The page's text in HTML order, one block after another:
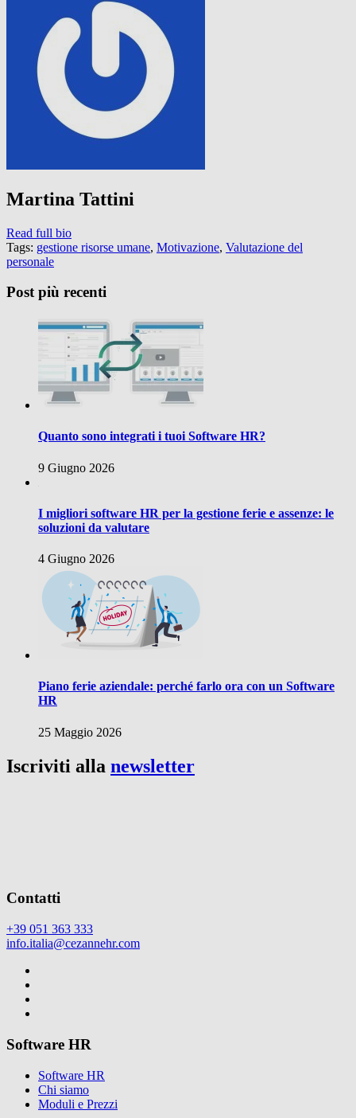
Martina Tattini
Read full bio
Tags: gestione risorse umane, Motivazione, Valutazione del
personale
Post più recenti
Quanto sono integrati i tuoi Software HR?
9 Giugno 2026
I migliori software HR per la gestione ferie e assenze: le
soluzioni da valutare
4 Giugno 2026
Piano ferie aziendale: perché farlo ora con un Software
HR
25 Maggio 2026
Iscriviti alla newsletter
Contatti
+39 051 363 333
info.italia@cezannehr.com
Software HR
Software HR
Chi siamo
Moduli e Prezzi